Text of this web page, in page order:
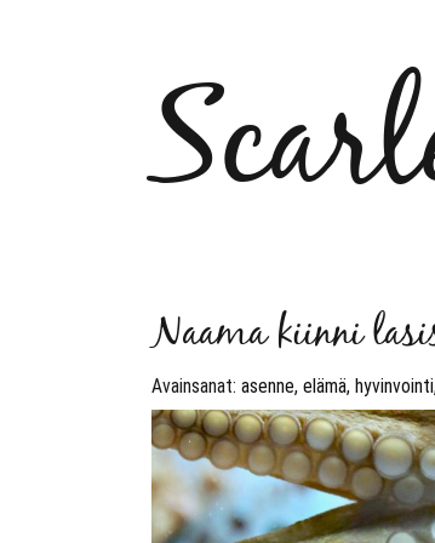
Naama kiinni
Avainsanat: asenne, elämä, hyvinvointi,